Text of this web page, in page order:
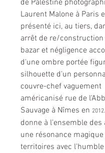
de Palestine
Laurent Malone à Paris
présenté ici, au tiers,
arrêt de re/construction
bazar et négligence
d'une ombre portée
silhouette d'un
couvre-chef vaguement
américanisé rue de
Sauvage à Nîmes en 2012.
donne à l'ensemble des
une résonance magique
territoires avec l'humble